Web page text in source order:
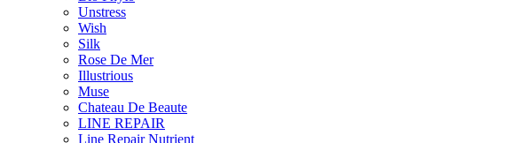
Unstress
Wish
Silk
Rose De Mer
Illustrious
Muse
Chateau De Beaute
LINE REPAIR
Line Repair Nutrient